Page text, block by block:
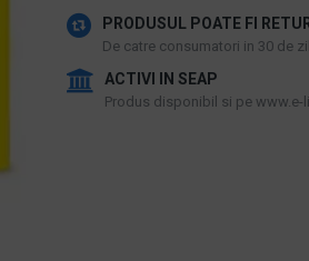
PRODUSUL POATE FI
De catre consumatori in 30 de
ACTIVI IN SEAP
Produs disponibil si pe www.e-